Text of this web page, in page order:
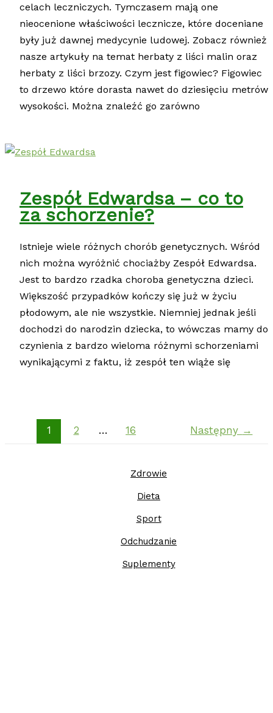
celach leczniczych. Tymczasem mają one
nieocenione właściwości lecznicze, które doceniane
były już dawnej medycynie ludowej. Zobacz również
nasze artykuły na temat herbaty z liści malin oraz
herbaty z liści brzozy. Czym jest figowiec? Figowiec
to drzewo które dorasta nawet do dziesięciu metrów
wysokości. Można znaleźć go zarówno
Zespół Edwardsa – co to
za schorzenie?
Istnieje wiele różnych chorób genetycznych. Wśród
nich można wyróżnić chociażby Zespół Edwardsa.
Jest to bardzo rzadka choroba genetyczna dzieci.
Większość przypadków kończy się już w życiu
płodowym, ale nie wszystkie. Niemniej jednak jeśli
dochodzi do narodzin dziecka, to wówczas mamy do
czynienia z bardzo wieloma różnymi schorzeniami
wynikającymi z faktu, iż zespół ten wiąże się
1 2 … 16 Następny →
Zdrowie
Dieta
Sport
Odchudzanie
Suplementy